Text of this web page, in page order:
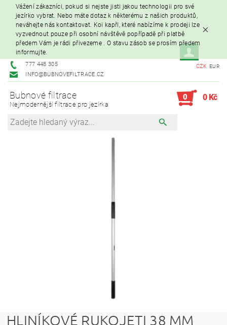
Vážení zákazníci, pokud si nejste jisti jakou technologii pro své
jezírko vybrat. Nebo máte dotaz k některému z našich produktů,
neváhejte nás kontaktovat. Koi kapři, které nabízíme k prodeji lze
vyzvednout pouze při osobní návštěvě popřípadě při platbě
předem Vám je rádi přivezeme . O stavu zásob se prosím předem
informujte.
777 448 305
INFO@BUBNOVEFILTRACE.CZ
CZK EUR
Bubnové filtrace
Nejmodernější filtrace pro jezírka
0 0 Kč
HLINÍKOVÉ RUKOJETI 38 MM